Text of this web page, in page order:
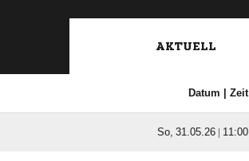
AKTUELL
Datum | Zeit
  | 